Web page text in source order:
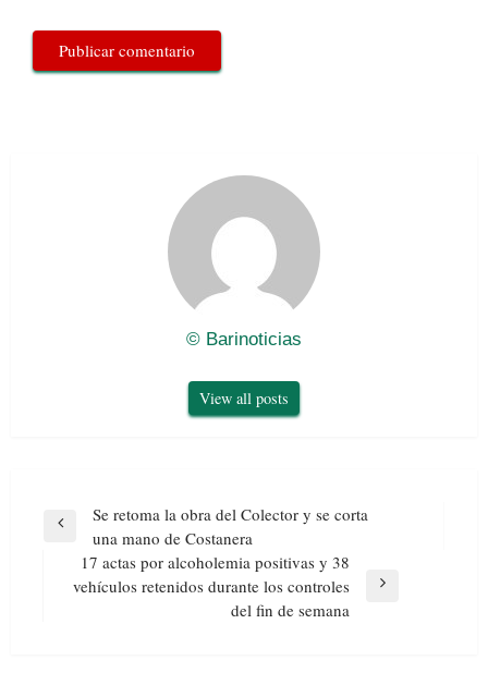
© Barinoticias
View all posts
Navegación
entradas
Previous
Se retoma la obra del Colector y se corta
una mano de Costanera
Next
17 actas por alcoholemia positivas y 38
vehículos retenidos durante los controles
del fin de semana